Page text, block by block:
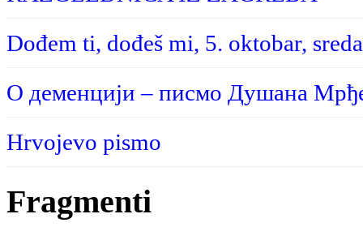
Dođem ti, dođeš mi, 5. oktobar, sreda
О деменцији – писмо Душана
Hrvojevo pismo
Fragmenti